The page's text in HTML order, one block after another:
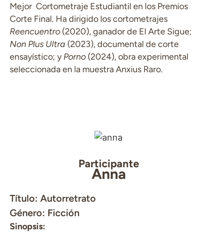
Mejor Cortometraje Estudiantil en los Premios
Corte Final. Ha dirigido los cortometrajes
Reencuentro (2020), ganador de El Arte Sigue;
Non Plus Ultra (2023), documental de corte
ensayístico; yPorno (2024), obra experimental
seleccionada en la muestra Anxius Raro.
Participante
Anna
Título: Autorretrato
Género: Ficción
Sinopsis: